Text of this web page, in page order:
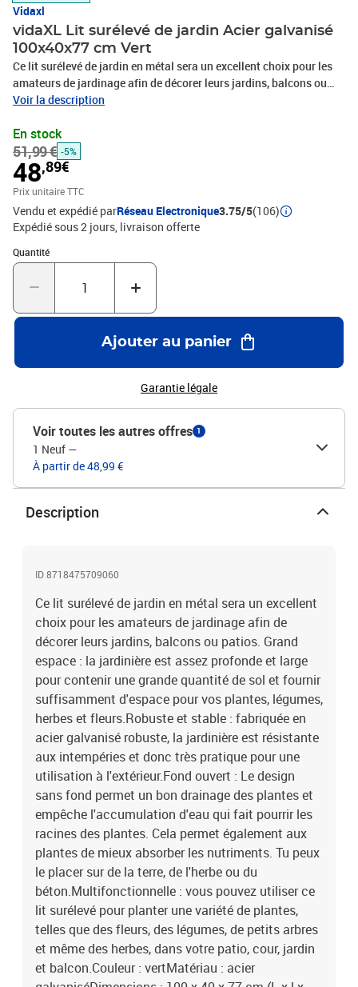
Vidaxl
vidaXL Lit surélevé de jardin Acier galvanisé
100x40x77 cm Vert
Ce lit surélevé de jardin en métal sera un excellent choix pour les
amateurs de jardinage afin de décorer leurs jardins, balcons ou
patios. Grand espace : la jardinière est assez profonde et large
d'espace pour vos plantes, légumes, herbes et fleurs.Robuste et
stable : fabriquée en acier galvanisé robuste, la jardinière est
résistante aux intempéries et donc très pratique pour une
utilisation à l'extérieur.Fond ouvert : Le design sans fond permet
un bon drainage des plantes et empêche l'accumulation d'eau qui
fait pourrir les racines des plantes. Cela permet également aux
plantes de mieux absorber les nutriments. Tu peux le placer sur de
la terre, de l'herbe ou du béton.Multifonctionnelle : vous pouvez
utiliser ce lit surélevé pour planter une variété de plantes, telles
que des fleurs, des légumes, de petits arbres et même des herbes,
acier galvaniséDimensions : 100 x 40 x 77 cm (L x l x H)Fond
Voir la description
En stock
51,99 € -5%
48,89€
Prix unitaire TTC
Vendu et expédié parRéseau Electronique3.75/5(106)
Expédié sous 2 jours livraison offerte
Quantité
Quantité : 1
Ajouter au panier
Garantie légale
Voir toutes les autres offres 1
1 Neuf —
À partir de 48,99 €
Description
ID 8718475709060
Ce lit surélevé de jardin en métal sera un excellent
choix pour les amateurs de jardinage afin de
décorer leurs jardins, balcons ou patios. Grand
espace : la jardinière est assez profonde et large
pour contenir une grande quantité de sol et fournir
suffisamment d'espace pour vos plantes, légumes,
herbes et fleurs.Robuste et stable : fabriquée en
acier galvanisé robuste, la jardinière est résistante
aux intempéries et donc très pratique pour une
utilisation à l'extérieur.Fond ouvert : Le design
sans fond permet un bon drainage des plantes et
empêche l'accumulation d'eau qui fait pourrir les
racines des plantes. Cela permet également aux
plantes de mieux absorber les nutriments. Tu peux
le placer sur de la terre, de l'herbe ou du
béton.Multifonctionnelle : vous pouvez utiliser ce
lit surélevé pour planter une variété de plantes,
telles que des fleurs, des légumes, de petits arbres
et même des herbes, dans votre patio, cour, jardin
et balcon.Couleur : vertMatériau : acier